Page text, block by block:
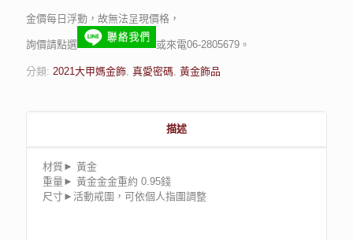
金價每日浮動，故無法呈現價格，
詢價請點選 或來電06-2805679。
分類: 2021大甲媽金飾 真愛密碼 黃金飾品
描述
材質► 黃金
重量► 黃金金金重約 0.95錢
尺寸►活動戒圍，可依個人指圍調整